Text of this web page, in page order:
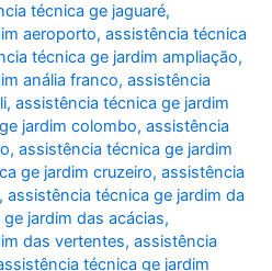
técnica ge jaguaré,
aeroporto,assistência técnica
técnica ge jardim ampliação,
anália franco,assistência
,assistência técnica ge jardim
jardim colombo,assistência
,assistência técnica ge jardim
ge jardim cruzeiro,assistência
,assistência técnica ge jardim da
jardim das acácias,
das vertentes,assistência
técnica ge jardim